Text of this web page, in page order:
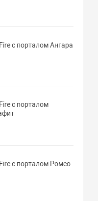
с порталом Ангара
с порталом
с порталом Ромео